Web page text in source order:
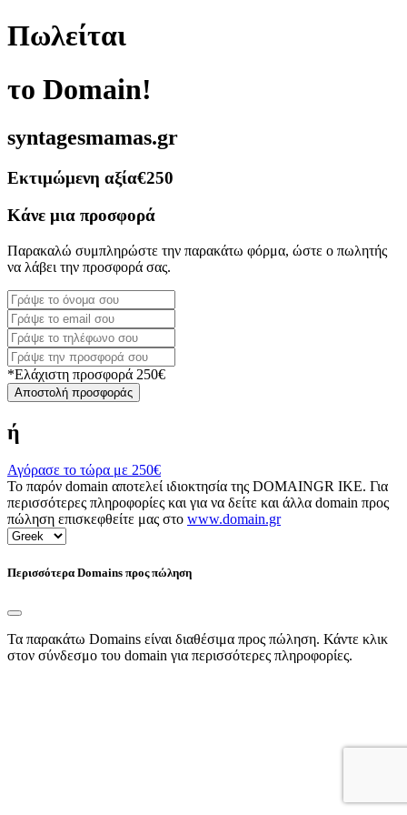
Πωλείται
το Domain!
syntagesmamas.gr
Εκτιμώμενη αξία€250
Κάνε μια προσφορά
Παρακαλώ συμπληρώστε την παρακάτω φόρμα, ώστε ο πωλητής
να λάβει την προσφορά σας.
*Ελάχιστη προσφορά 250€
Αποστολή προσφοράς
ή
Αγόρασε το τώρα με 250€
Το παρόν domain αποτελεί ιδιοκτησία της DOMAINGR ΙΚΕ. Για
περισσότερες πληροφορίες και για να δείτε και άλλα domain προς
πώληση επισκεφθείτε μας στο www.domain.gr
Περισσότερα Domains προς πώληση
Τα παρακάτω Domains είναι διαθέσιμα προς πώληση. Κάντε κλικ
στον σύνδεσμο του domain για περισσότερες πληροφορίες.